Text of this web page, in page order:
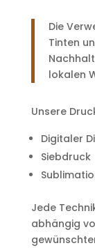
Die
Tinten
lokalen
Unsere
Digitaler
Siebdruck
Jede
abhängig